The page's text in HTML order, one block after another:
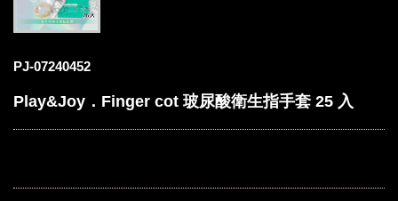
PJ-07240452
Play&Joy．Finger cot 玻尿酸衛生指手套 25 入